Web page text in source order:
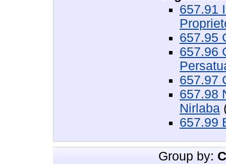
657.91
657.95
657.96
657.97
657.98
Nirlaba
657.99
Group by: